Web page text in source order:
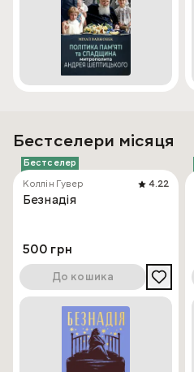
Бестселери місяця
Бестселер
Коллін Гувер
4.22
Безнадія
500 грн
До кошика